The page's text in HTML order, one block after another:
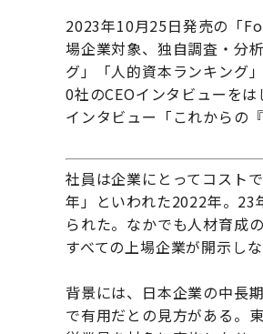
2023年10月25日発売の「
場企業対象、独自調査・分
グ」「人的資本ランキング
0社のCEOインタビューを
インタビュー「これからの
社員は企業にとってコスト
年」といわれた2022年。23
られた。なかでも人材育成
すべての上場企業が開示し
背景には、日本企業の中長
で有用だとの見方がある。